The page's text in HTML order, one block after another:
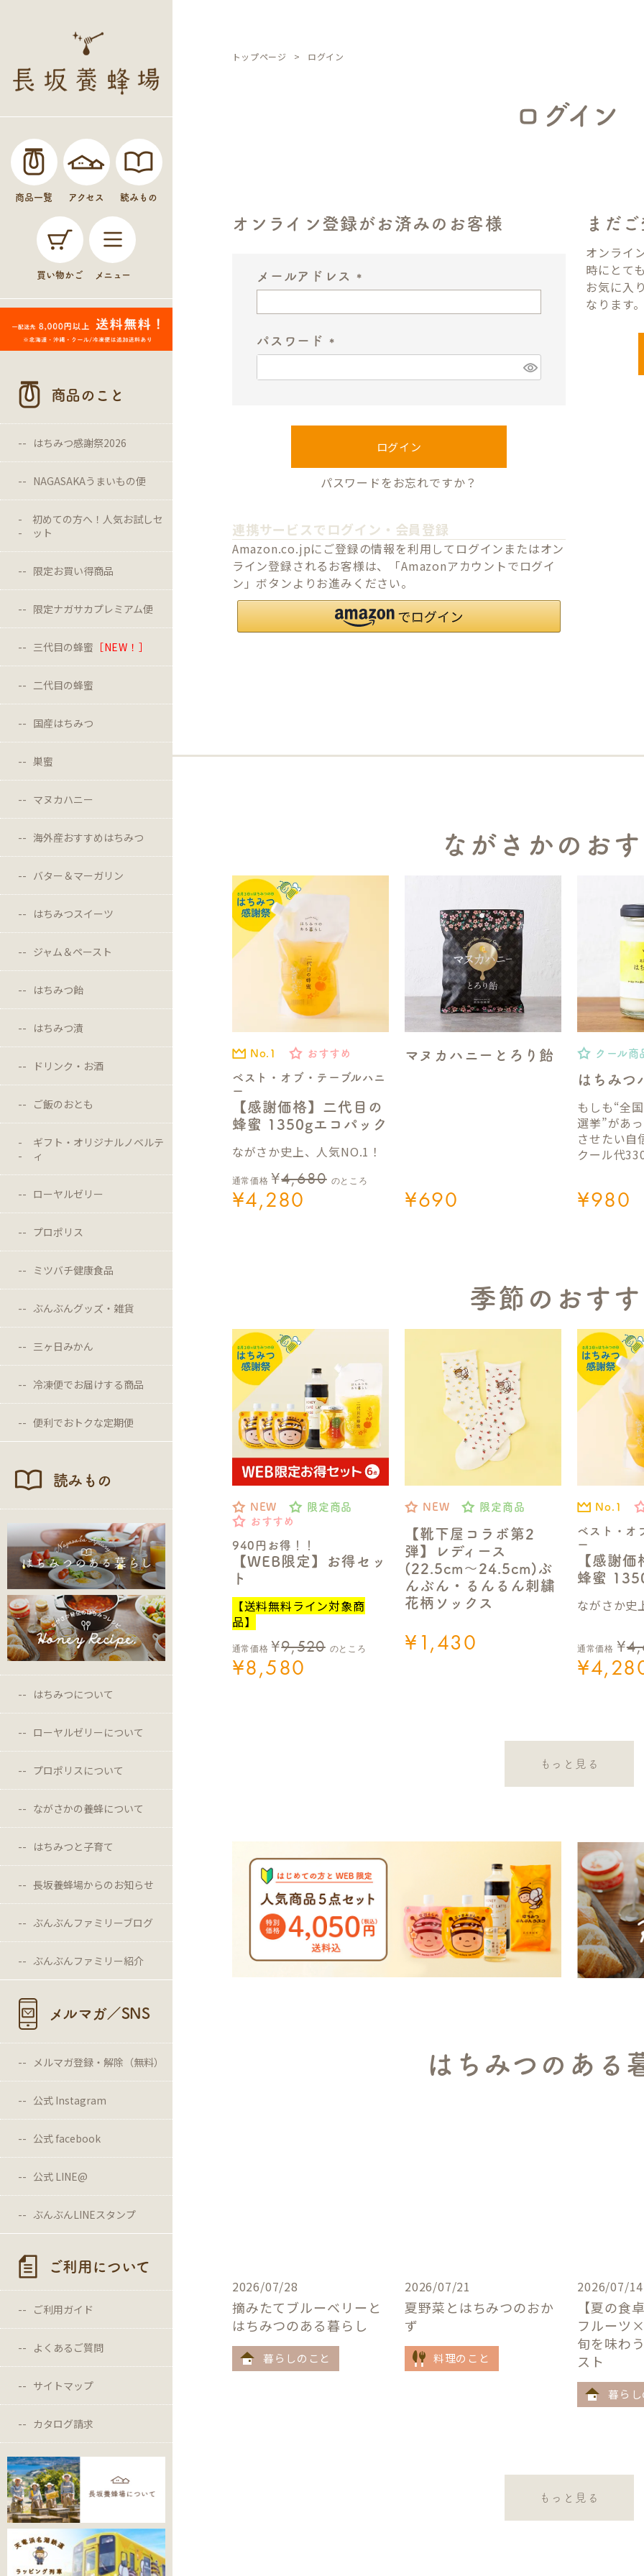
商品一覧 アクセス 読みもの
買い物かご メニュー
商品のこと
はちみつ感謝祭2026
NAGASAKAうまいもの便
初めての方へ！人気お試しセ
ット
限定お買い得商品
限定ナガサカプレミアム便
三代目の蜂蜜 ［NEW！］
二代目の蜂蜜
国産はちみつ
巣蜜
マヌカハニー
海外産おすすめはちみつ
バター＆マーガリン
はちみつスイーツ
ジャム＆ペースト
はちみつ飴
はちみつ漬
ドリンク・お酒
ご飯のおとも
ギフト・オリジナルノベルテ
ィ
ローヤルゼリー
プロポリス
ミツバチ健康食品
ぶんぶんグッズ・雑貨
三ヶ日みかん
冷凍便でお届けする商品
便利でおトクな定期便
読みもの
はちみつについて
ローヤルゼリーについて
プロポリスについて
ながさかの養蜂について
はちみつと子育て
長坂養蜂場からのお知らせ
ぶんぶんファミリーブログ
ぶんぶんファミリー紹介
メルマガ／SNS
メルマガ登録・解除（無料）
公式 Instagram
公式 facebook
公式 LINE@
ぶんぶんLINEスタンプ
ご利用について
ご利用ガイド
よくあるご質問
サイトマップ
カタログ請求
トップページ ログイン
ログイン
オンライン登録がお済みのお客様
メールアドレス
)
パスワード
必
)
ログイン
パスワードをお忘れですか？
連携サービスでログイン・会員登録
Amazon.co.jpにご登録の情報を利用してログインまたはオン
ライン登録されるお客様は、「Amazonアカウントでログイ
ン」ボタンよりお進みください。
まだ
オンライ
時にとて
お気に入
なります
ながさかのお
No.1 おすすめ
ベスト・オブ・テーブルハニ
ー
【感謝価格】二代目の
蜂蜜 1350gエコパック
ながさか史上、人気NO.1！
通常価格 ¥4,680 のところ
¥4,280
マヌカハニーとろり飴
¥690
クール商
はちみつ
もしも“全
選挙”があ
させたい自
クール代
¥980
季節のおす
NEW
限定商品
おすすめ
940円お得！！
【WEB限定】お得セッ
ト
【送料無料ライン対象商
品】
通常価格 ¥9,520 のところ
¥8,580
NEW 限定商品
【靴下屋コラボ第2
弾】レディース
(22.5cm～24.5cm)ぶ
んぶん・るんるん刺繍
花柄ソックス
¥1,430
No.1
ベスト・オ
ー
【感謝
蜂蜜
ながさか史
通常価格 ¥
¥
もっと見る
はちみつのある
2026/07/28
摘みたてブルーベリーと
はちみつのある暮らし
暮らしのこと
2026/07/21
夏野菜とはちみつのおか
ず
料理のこと
2026/07/14
【夏の食
フルーツ
旬を味わ
スト
暮ら
もっと見る